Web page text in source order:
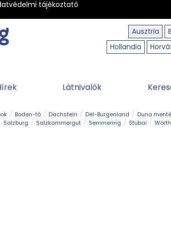
tájékoztató
Ausztria
Hollandia
Látnivalók
Boden-tó Dachstein Dél-Burgenland Duna
Salzburg Salzkammergut Semmering Stubai